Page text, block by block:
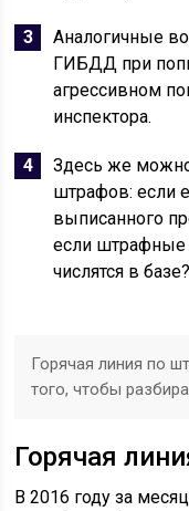
Аналогичные
ГИБДД при
агрессивном
инспектора.
Здесь же
штрафов: если
выписанного
если штрафные
числятся в базе?
Горячая линия по
того, чтобы
Горячая
В 2016 году за